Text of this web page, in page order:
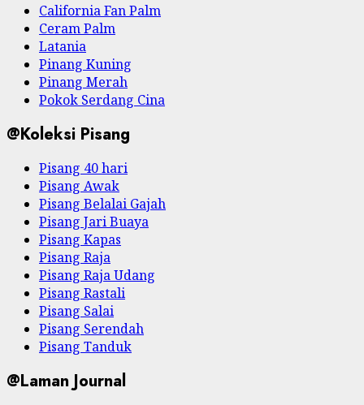
California Fan Palm
Ceram Palm
Latania
Pinang Kuning
Pinang Merah
Pokok Serdang Cina
@Koleksi Pisang
Pisang 40 hari
Pisang Awak
Pisang Belalai Gajah
Pisang Jari Buaya
Pisang Kapas
Pisang Raja
Pisang Raja Udang
Pisang Rastali
Pisang Salai
Pisang Serendah
Pisang Tanduk
@Laman Journal